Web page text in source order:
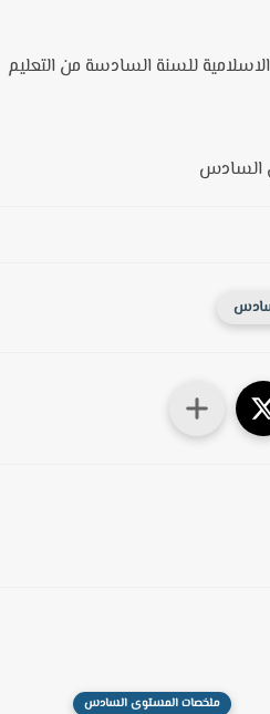
للسنة السادسة من التعليم
ملخصات المستوى السادس